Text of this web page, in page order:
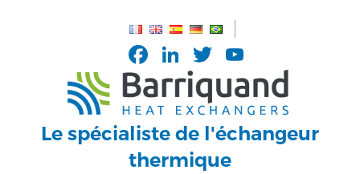
Facebook
LinkedIn
Twitter
Channel
Le spécialiste de l'échangeur
thermique